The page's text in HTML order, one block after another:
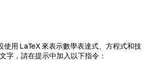
用 LaTeX 來表示數學表達式、方程式和技
字，請在提示中加入以下指令：